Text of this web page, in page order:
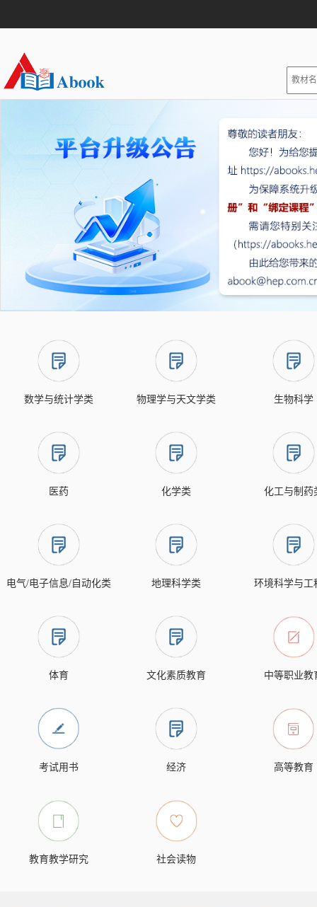
数学与统计学类 物理学与天文学类 生物科学
医药 化学类 化工与制药
电气/电子信息/自动化类 地理科学类 环境科学与工
体育 文化素质教育 中等职业教
考试用书 经济 高等教育
教育教学研究 社会读物